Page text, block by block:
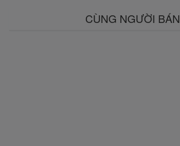
CÙNG NGƯỜI BÁN